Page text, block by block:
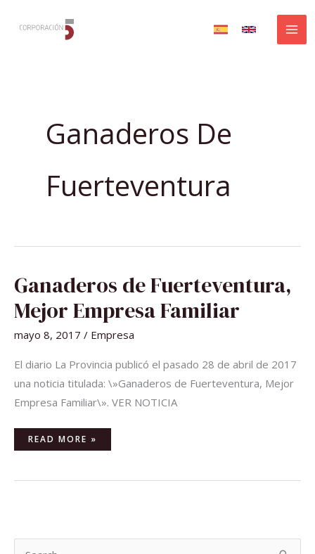
Ganaderos De
Fuerteventura
Ganaderos de Fuerteventura,
Mejor Empresa Familiar
mayo 8, 2017 / Empresa
El diario La Provincia publicó el pasado 28 de abril de 2017
una noticia titulada: \»Ganaderos de Fuerteventura, Mejor
Empresa Familiar\». VER NOTICIA
GANADEROS
DE
FUERTEVENTURA,
MEJOR
EMPRESA
FAMILIAR
READ MORE »